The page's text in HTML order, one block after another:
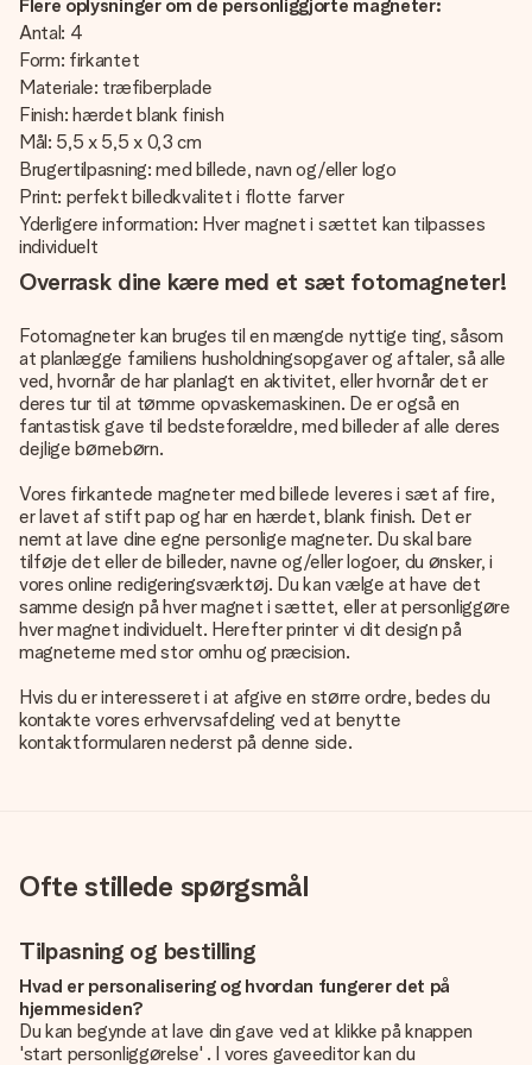
Flere oplysninger om de personliggjorte magneter:
Antal: 4
Form: firkantet
Materiale: træfiberplade
Finish: hærdet blank finish
Mål: 5,5 x 5,5 x 0,3 cm
Brugertilpasning: med billede, navn og/eller logo
Print: perfekt billedkvalitet i flotte farver
Yderligere information: Hver magnet i sættet kan tilpasses
individuelt
Overrask dine kære med et sæt fotomagneter!
Fotomagneter kan bruges til en mængde nyttige ting, såsom
at planlægge familiens husholdningsopgaver og aftaler, så alle
ved, hvornår de har planlagt en aktivitet, eller hvornår det er
deres tur til at tømme opvaskemaskinen. De er også en
fantastisk gave til bedsteforældre, med billeder af alle deres
dejlige børnebørn.
Vores firkantede magneter med billede leveres i sæt af fire,
er lavet af stift pap og har en hærdet, blank finish. Det er
nemt at lave dine egne personlige magneter. Du skal bare
tilføje det eller de billeder, navne og/eller logoer, du ønsker, i
vores online redigeringsværktøj. Du kan vælge at have det
samme design på hver magnet i sættet, eller at personliggøre
hver magnet individuelt. Herefter printer vi dit design på
magneterne med stor omhu og præcision.
Hvis du er interesseret i at afgive en større ordre, bedes du
kontakte vores erhvervsafdeling ved at benytte
kontaktformularen nederst på denne side.
Ofte stillede spørgsmål
Tilpasning og bestilling
Hvad er personalisering og hvordan fungerer det på
hjemmesiden?
Du kan begynde at lave din gave ved at klikke på knappen
'start personliggørelse' . I vores gaveeditor kan du